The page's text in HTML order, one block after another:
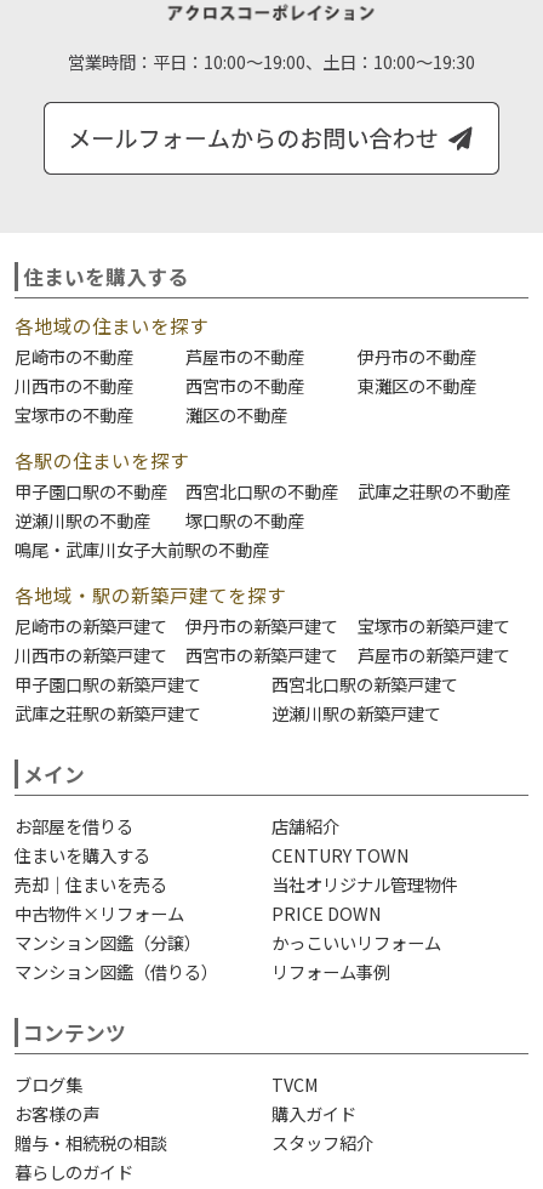
営業時間： 平日：10:00～19:00、土日：10:00～19:30
住まいを購入する
各地域の住まいを探す
尼崎市の不動産 芦屋市の不動産
伊丹市の不動産
川西市の不動産
西宮市の不動産
東灘区の不動産
宝塚市の不動産
灘区の不動産
各駅の住まいを探す
甲子園口駅の不動産 西宮北口駅の不動産
武庫之荘駅の不動産
逆瀬川駅の不動産
塚口駅の不動産
鳴尾・武庫川女子大前駅の不動産
各地域・駅の新築戸建てを探す
尼崎市の新築戸建て 伊丹市の新築戸建て
宝塚市の新築戸建て
川西市の新築戸建て
西宮市の新築戸建て
芦屋市の新築戸建て
甲子園口駅の新築戸建て
西宮北口駅の新築戸建て
武庫之荘駅の新築戸建て
逆瀬川駅の新築戸建て
メイン
お部屋を借りる
店舗紹介
住まいを購入する
CENTURY TOWN
売却｜住まいを売る
当社オリジナル管理物件
中古物件×リフォーム
PRICE DOWN
マンション図鑑（分譲）
かっこいいリフォーム
マンション図鑑（借りる）
リフォーム事例
コンテンツ
ブログ集
TVCM
お客様の声
購入ガイド
贈与・相続税の相談
スタッフ紹介
暮らしのガイド